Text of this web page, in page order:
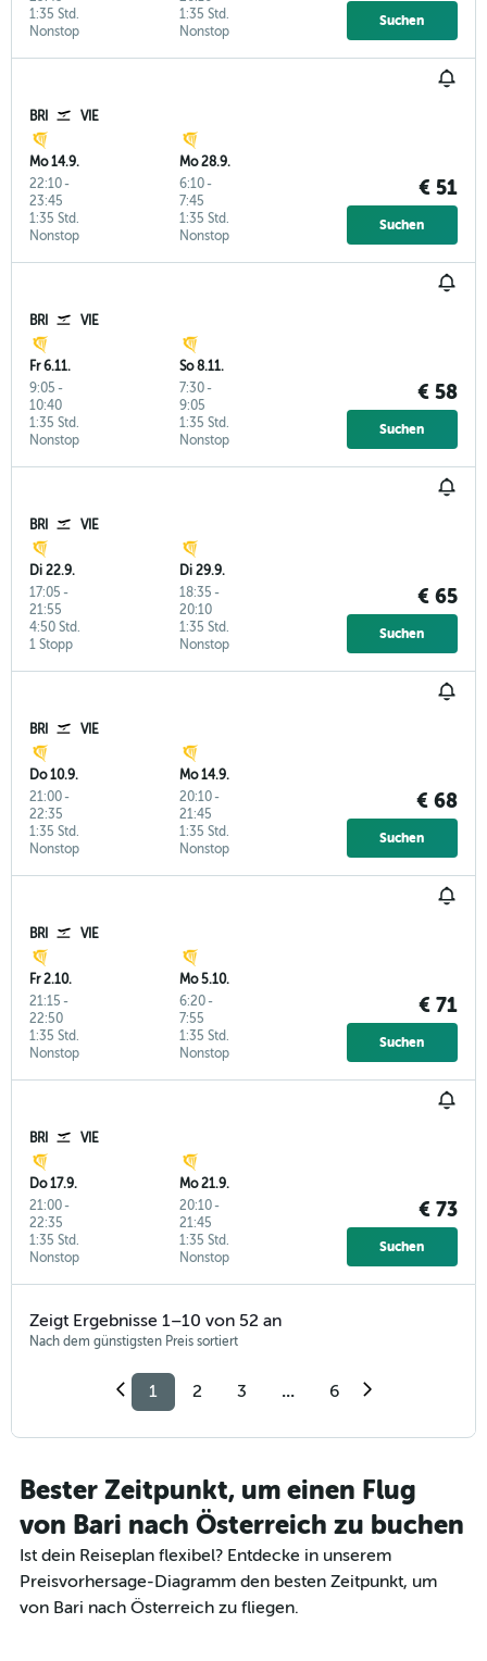
Nonstop
1:35 Std.
Nonstop
1:35 Std. Suchen
BRI VIE
Mo 14.9.
22:10-
23:45
Nonstop
1:35 Std.
Mo 28.9.
6:10-
7:45
Nonstop
1:35 Std.
€ 51
Suchen
BRI VIE
Fr 6.11.
9:05 -
10:40
Nonstop
1:35 Std.
So 8.11.
7:30-
9:05
Nonstop
1:35 Std.
€ 58
Suchen
BRI VIE
Di 22.9.
17:05 -
21:55
1 Stopp
4:50 Std.
Di 29.9.
18:35 -
20:10
Nonstop
1:35 Std.
€ 65
Suchen
BRI VIE
Do 10.9.
21:00-
22:35
Nonstop
1:35 Std.
Mo 14.9.
20:10-
21:45
Nonstop
1:35 Std.
€ 68
Suchen
BRI VIE
Fr 2.10.
21:15 -
22:50
Nonstop
1:35 Std.
Mo 5.10.
6:20-
7:55
Nonstop
1:35 Std.
€ 71
Suchen
BRI VIE
Do 17.9.
21:00-
22:35
Nonstop
1:35 Std.
Mo 21.9.
20:10-
21:45
Nonstop
1:35 Std.
€ 73
Suchen
Zeigt Ergebnisse 1–10 von 52 an
Nach dem günstigsten Preis sortiert
1 2 3 ... 6
Bester Zeitpunkt, um einen Flug
von Bari nach Österreich zu buchen
Ist dein Reiseplan flexibel? Entdecke in unserem
Preisvorhersage-Diagramm den besten Zeitpunkt, um
von Bari nach Österreich zu fliegen.